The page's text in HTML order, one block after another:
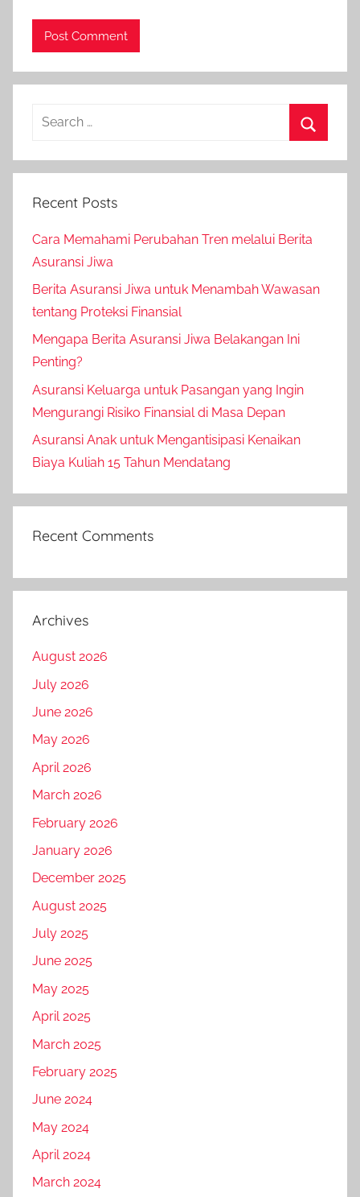
Recent Posts
Cara Memahami Perubahan Tren melalui Berita
Asuransi Jiwa
Berita Asuransi Jiwa untuk Menambah Wawasan
tentang Proteksi Finansial
Mengapa Berita Asuransi Jiwa Belakangan Ini
Penting?
Asuransi Keluarga untuk Pasangan yang Ingin
Mengurangi Risiko Finansial di Masa Depan
Asuransi Anak untuk Mengantisipasi Kenaikan
Biaya Kuliah 15 Tahun Mendatang
Recent Comments
Archives
August 2026
July 2026
June 2026
May 2026
April 2026
March 2026
February 2026
January 2026
December 2025
August 2025
July 2025
June 2025
May 2025
April 2025
March 2025
February 2025
June 2024
May 2024
April 2024
March 2024